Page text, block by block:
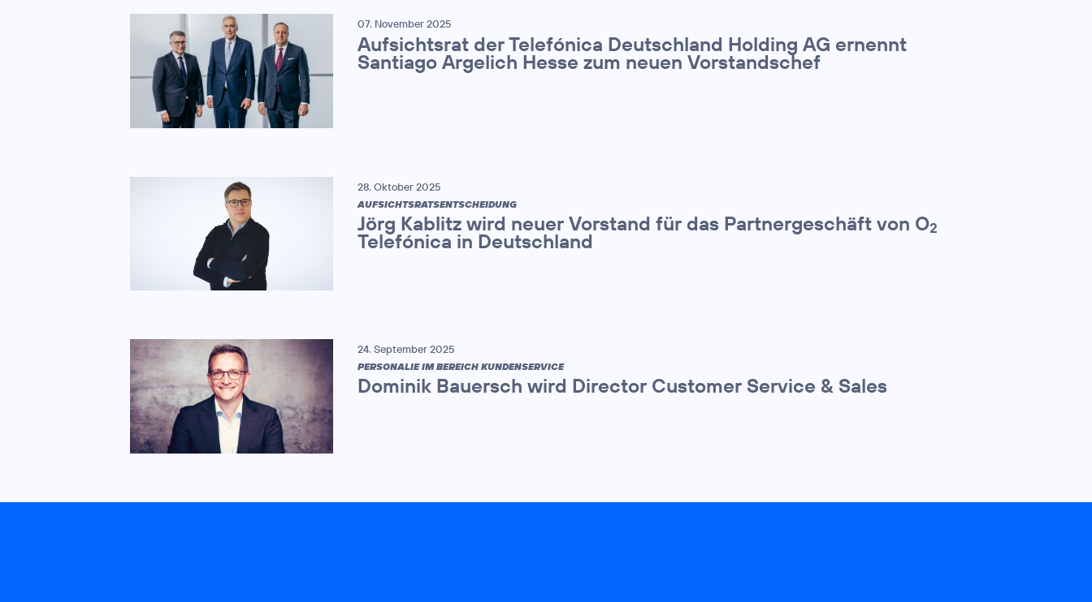
07. November 2025
Aufsichtsrat der Telefónica Deutschland Holding AG ernennt
Santiago Argelich Hesse zum neuen Vorstandschef
28. Oktober 2025
AUFSICHTSRATSENTSCHEIDUNG
Jörg Kablitz wird neuer Vorstand für das Partnergeschäft von O2
Telefónica in Deutschland
24. September 2025
PERSONALIE IM BEREICH KUNDENSERVICE
Dominik Bauersch wird Director Customer Service & Sales